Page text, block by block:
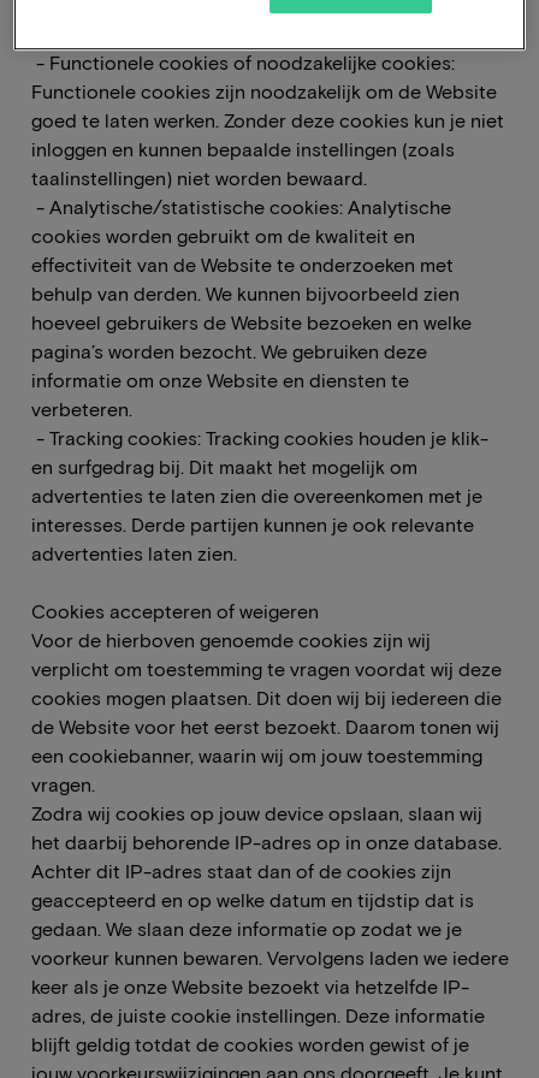
- Functionele cookies of noodzakelijke cookies:
Functionele cookies zijn noodzakelijk om de Website
goed te laten werken. Zonder deze cookies kun je niet
inloggen en kunnen bepaalde instellingen (zoals
taalinstellingen) niet worden bewaard.
- Analytische/statistische cookies: Analytische
cookies worden gebruikt om de kwaliteit en
effectiviteit van de Website te onderzoeken met
behulp van derden. We kunnen bijvoorbeeld zien
hoeveel gebruikers de Website bezoeken en welke
pagina’s worden bezocht. We gebruiken deze
informatie om onze Website en diensten te
verbeteren.
- Tracking cookies: Tracking cookies houden je klik-
en surfgedrag bij. Dit maakt het mogelijk om
advertenties te laten zien die overeenkomen met je
interesses. Derde partijen kunnen je ook relevante
advertenties laten zien.
Cookies accepteren of weigeren
Voor de hierboven genoemde cookies zijn wij
verplicht om toestemming te vragen voordat wij deze
cookies mogen plaatsen. Dit doen wij bij iedereen die
de Website voor het eerst bezoekt. Daarom tonen wij
een cookiebanner, waarin wij om jouw toestemming
vragen.
Zodra wij cookies op jouw device opslaan, slaan wij
het daarbij behorende IP-adres op in onze database.
Achter dit IP-adres staat dan of de cookies zijn
geaccepteerd en op welke datum en tijdstip dat is
gedaan. We slaan deze informatie op zodat we je
voorkeur kunnen bewaren. Vervolgens laden we iedere
keer als je onze Website bezoekt via hetzelfde IP-
adres, de juiste cookie instellingen. Deze informatie
blijft geldig totdat de cookies worden gewist of je
jouw voorkeurswijzigingen aan ons doorgeeft. Je kunt